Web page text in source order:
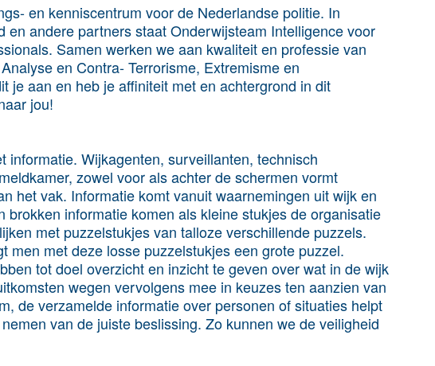
en kenniscentrum voor de Nederlandse politie. In
en andere partners staat Onderwijsteam Intelligence voor
Samen werken we aan kwaliteit en professie van
en Contra- Terrorisme, Extremisme en
je aan en heb je affiniteit met en achtergrond in dit
jou!
informatie. Wijkagenten, surveillanten, technisch
zowel voor als achter de schermen vormt
het vak. Informatie komt vanuit waarnemingen uit wijk en
brokken informatie komen als kleine stukjes de organisatie
met puzzelstukjes van talloze verschillende puzzels.
men met deze losse puzzelstukjes een grote puzzel.
tot doel overzicht en inzicht te geven over wat in de wijk
wegen vervolgens mee in keuzes ten aanzien van
de verzamelde informatie over personen of situaties helpt
van de juiste beslissing. Zo kunnen we de veiligheid